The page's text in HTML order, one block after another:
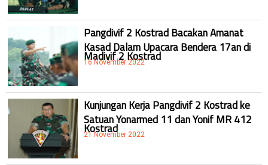
Pangdivif 2 Kostrad Bacakan Amanat
Kasad Dalam Upacara Bendera 17an di
Madivif 2 Kostrad
16 November 2022
Kunjungan Kerja Pangdivif 2 Kostrad ke
Satuan Yonarmed 11 dan Yonif MR 412
Kostrad
21 November 2022